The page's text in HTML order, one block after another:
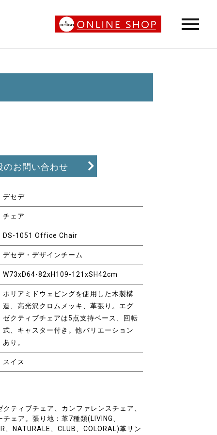
のお問い合わせ
デセデ
チェア
DS-1051 Office Chair
デセデ・デザインチーム
W73xD64-82xH109-121xSH42cm
ポリアミドウェビングを使用した木製構
造、高光沢クロムメッキ、革張り。エグ
ゼクティブチェアは5点支持ベース、回転
式、キャスター付き。他バリエーション
あり。
スイス
ティブチェア、カンファレンスチェア、
ェア。張り地：革7種類(LIVING、
、NATURALE、CLUB、COLORAL)革サン